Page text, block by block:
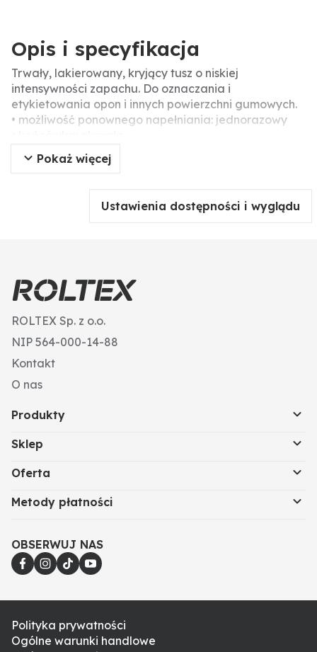
Opis i specyfikacja
Trwały, lakierowany, kryjący tusz o niskiej
intensywności zapachu. Do oznaczania i
etykietowania opon i innych powierzchni gumowych.
• możliwość ponownego napełniania: jednorazowy
• szerokość linii: 2 - 4 mm
• kolor tuszu: biały
Pokaż więcej
Ustawienia dostępności i wyglądu
ROLTEX Sp. z o.o.
NIP 564-000-14-88
Kontakt
O nas
Produkty
Sklep
Oferta
Metody płatności
OBSERWUJ NAS
Polityka prywatności
Ogólne warunki handlowe